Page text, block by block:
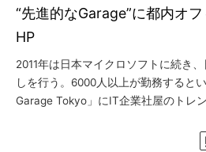
“先進的なGarage”に都内オ
HP
2011年は日本マイクロソフトに続き
しを行う。6000人以上が勤務すると
Garage Tokyo」にIT企業社屋のトレン